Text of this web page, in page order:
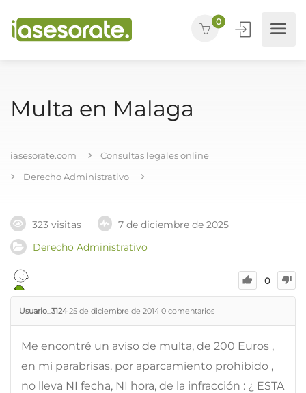
0
Multa en Malaga
iasesorate.com
Consultas legales online
Derecho Administrativo
323 visitas
7 de diciembre de 2025
Derecho Administrativo
0
Usuario_3124 25 de diciembre de 2014 0 comentarios
Me encontré un aviso de multa, de 200 Euros ,
en mi parabrisas, por aparcamiento prohibido ,
no lleva NI fecha, NI hora, de la infracción : ¿ ESTA